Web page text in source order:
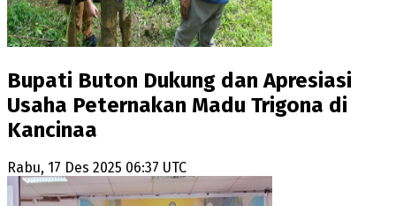
Bupati Buton Dukung dan Apresiasi
Usaha Peternakan Madu Trigona di
Kancinaa
Rabu, 17 Des 2025 06:37 UTC